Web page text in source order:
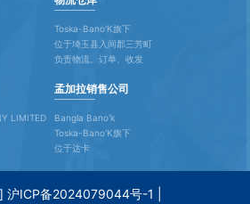
Toska-Bano'K旗下
位于埼玉县入间郡三芳町
负责物流、订单、收发
LIMITED
孟加拉销售公司
Bangla Bano'k
Toska-Bano'K旗下
位于达卡
沪ICP备2024079044号-1